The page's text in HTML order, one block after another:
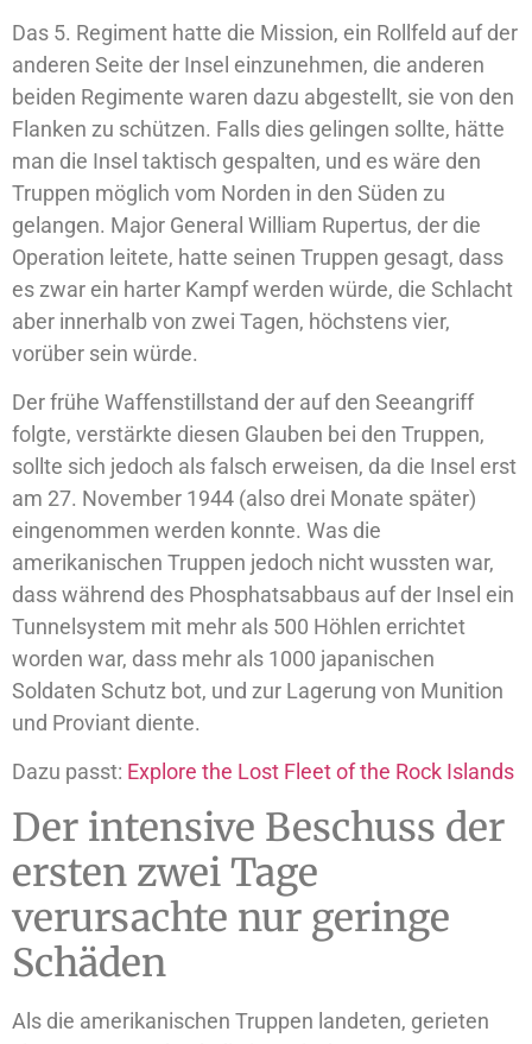
Das 5. Regiment hatte die Mission, ein Rollfeld auf der
anderen Seite der Insel einzunehmen, die anderen
beiden Regimente waren dazu abgestellt, sie von den
Flanken zu schützen. Falls dies gelingen sollte, hätte
man die Insel taktisch gespalten, und es wäre den
Truppen möglich vom Norden in den Süden zu
gelangen. Major General William Rupertus, der die
Operation leitete, hatte seinen Truppen gesagt, dass
es zwar ein harter Kampf werden würde, die Schlacht
aber innerhalb von zwei Tagen, höchstens vier,
vorüber sein würde.
Der frühe Waffenstillstand der auf den Seeangriff
folgte, verstärkte diesen Glauben bei den Truppen,
sollte sich jedoch als falsch erweisen, da die Insel erst
am 27. November 1944 (also drei Monate später)
eingenommen werden konnte. Was die
amerikanischen Truppen jedoch nicht wussten war,
dass während des Phosphatsabbaus auf der Insel ein
Tunnelsystem mit mehr als 500 Höhlen errichtet
worden war, dass mehr als 1000 japanischen
Soldaten Schutz bot, und zur Lagerung von Munition
und Proviant diente.
Dazu passt: Explore the Lost Fleet of the Rock Islands
Der intensive Beschuss der
ersten zwei Tage
verursachte nur geringe
Schäden
Als die amerikanischen Truppen landeten, gerieten